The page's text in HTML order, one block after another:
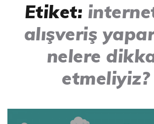
Etiket:
alışveriş
nelere
etmeliyiz?